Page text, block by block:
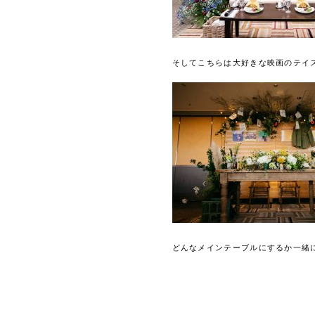
そしてこちらは大好きな映画のテ
どんなメインテーブルにするか一緒